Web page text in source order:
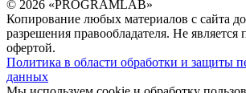
© 2026 «PROGRAMLAB»
Копирование любых материалов с сайта
разрешения правообладателя. Не является
офертой.
Политика в области обработки и защиты
данных